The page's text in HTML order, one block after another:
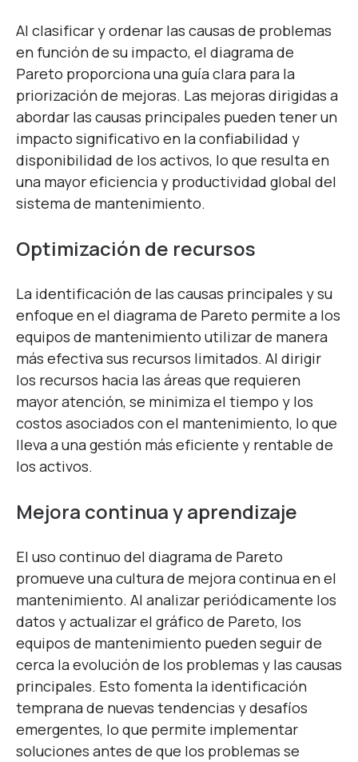
Al clasificar y ordenar las causas de problemas
en función de su impacto, el diagrama de
Pareto proporciona una guía clara para la
priorización de mejoras. Las mejoras dirigidas a
abordar las causas principales pueden tener un
impacto significativo en la confiabilidad y
disponibilidad de los activos, lo que resulta en
una mayor eficiencia y productividad global del
sistema de mantenimiento.
Optimización de recursos
La identificación de las causas principales y su
enfoque en el diagrama de Pareto permite a los
equipos de mantenimiento utilizar de manera
más efectiva sus recursos limitados. Al dirigir
los recursos hacia las áreas que requieren
mayor atención, se minimiza el tiempo y los
costos asociados con el mantenimiento, lo que
lleva a una gestión más eficiente y rentable de
los activos.
Mejora continua y aprendizaje
El uso continuo del diagrama de Pareto
promueve una cultura de mejora continua en el
mantenimiento. Al analizar periódicamente los
datos y actualizar el gráfico de Pareto, los
equipos de mantenimiento pueden seguir de
cerca la evolución de los problemas y las causas
principales. Esto fomenta la identificación
temprana de nuevas tendencias y desafíos
emergentes, lo que permite implementar
soluciones antes de que los problemas se